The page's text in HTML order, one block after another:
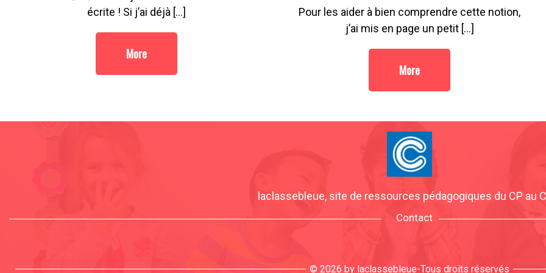
écrite ! Si j’ai déjà […]
More
Pour les aider à bien comprendre cette notion,
j’ai mis en page un petit […]
More
laclassebleue, site de ressources pédagogiques du CP au
Contact
© 2026 by laclassebleue-Tous droits réservés